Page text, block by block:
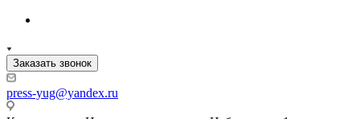
Заказать звонок
press-yug@yandex.ru